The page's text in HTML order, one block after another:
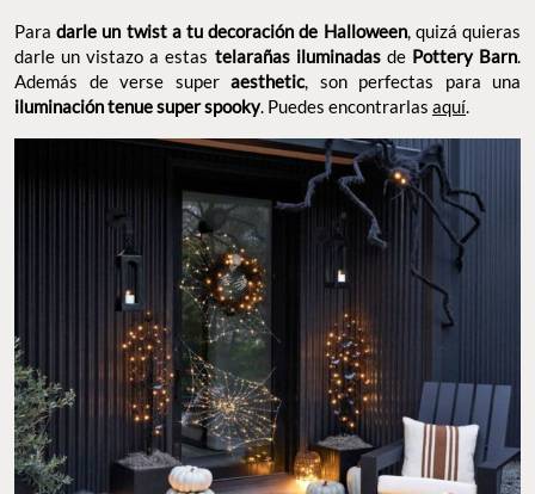
Paradarle un twist a tu decoración de Halloween, quizá quieras
darle un vistazo a estas telarañas iluminadasde Pottery Barn.
Además de verse super aesthetic, son perfectas para una
iluminación tenue super spooky. Puedes encontrarlas aquí.